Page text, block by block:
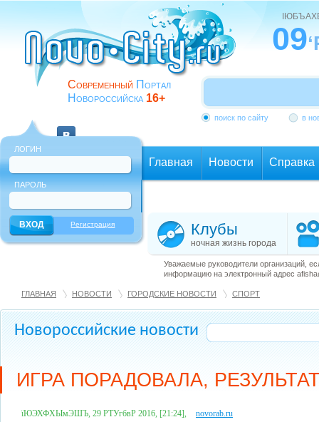
Современный Портал
Новороссийска 16+
09
поиск по сайту в
ЛОГИН
ПАРОЛЬ
Регистрация
Главная Новости Справка
Клубы
ночная жизнь города
Уважаемые руководители организаций,
информацию на электронный адрес
ГЛАВНАЯ НОВОСТИ ГОРОДСКИЕ НОВОСТИ СПОРТ
Новороссийские новости
ИГРА ПОРАДОВАЛА,
їЮЭХФХЫмЭШЪ, 29 РТУгбвР 2016, [21:24], novorab.ru